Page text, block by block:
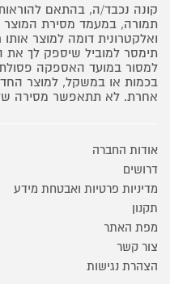
קונה נכבד/ה, בהתאם
תמורה, במעמד מסירת
ואלקטרונית דומה למוצר
תימסר למוביל שיספק לך
למסור במועד האספקה פסולת
בכמות או במשקל, למוצר
אחרת. לא תתאפשר מסירה
אודות החברה
דרושים
מדיניות פרטיות ואבטחת מידע
תקנון
מפת האתר
צור קשר
הצהרת נגישות